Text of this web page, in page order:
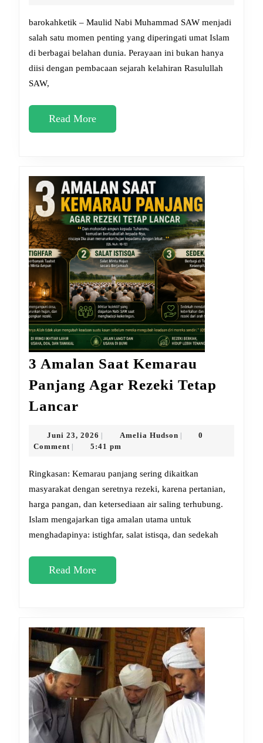
2026,
Doa-
Doa
yang
barokahketik – Maulid Nabi Muhammad SAW menjadi
salah satu momen penting yang diperingati umat Islam
di berbagai belahan dunia. Perayaan ini bukan hanya
diisi dengan pembacaan sejarah kelahiran Rasulullah
SAW,
Read MoreRead
More
3 Amalan Saat Kemarau
Panjang Agar Rezeki Tetap
Lancar
Saat
Kemarau
Panjang
Agar
Rezeki
Tetap
Lancar
Juni 23, 2026 Juni
23,
Amelia HudsonAmelia
0
Comment
5:41 pm
Ringkasan: Kemarau panjang sering dikaitkan
masyarakat dengan seretnya rezeki, karena pertanian,
harga pangan, dan ketersediaan air saling terhubung.
Islam mengajarkan tiga amalan utama untuk
menghadapinya: istighfar, salat istisqa, dan sedekah
Read MoreRead
More